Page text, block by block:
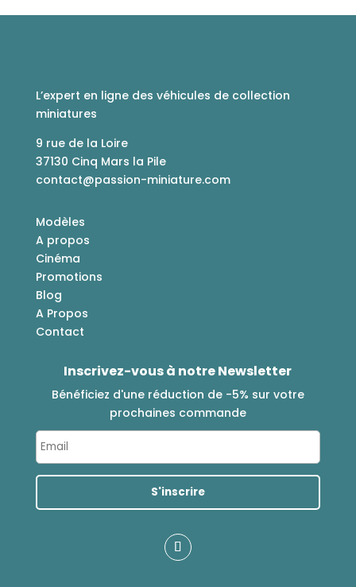
L’expert en ligne des véhicules de collection
miniatures
9 rue de la Loire
37130 Cinq Mars la Pile
contact@passion-miniature.com
Modèles
A propos
Cinéma
Promotions
Blog
A Propos
Contact
Inscrivez-vous à notre Newsletter
Bénéficiez d'une réduction de -5% sur votre
prochaines commande